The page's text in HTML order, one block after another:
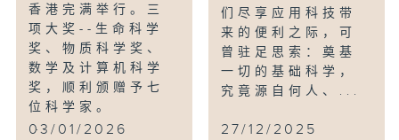
香港完满举行。三
项大奖--生命科学
奖、物质科学奖、
数学及计算机科学
奖，顺利颁赠予七
位科学家。
...
03/01/2026
们尽享应用科技带
来的便利之际，可
曾驻足思索：奠基
一切的基础科学，
究竟源自何人、...
27/12/2025